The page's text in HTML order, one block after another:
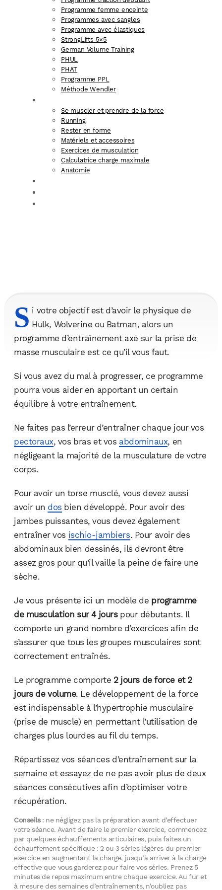
Programme femme enceinte
Programmes avec sangles
Programme avec élastiques
StrongLifts 5×5
German Volume Training
PHUL
PHAT
Programme PPL
Méthode Wendler
Se muscler et prendre de la force
Running
Rester en forme
Matériels et accessoires
Exercices de musculation
Calculatrice charge maximale
Anatomie
S i votre objectif est d’avoir le physique de
Hulk, Wolverine ou Batman, alors un
programme d’entraînement axé sur la prise de
masse musculaire est ce qu’il vous faut.
Si vous avez du mal à progresser, ce programme
pourra vous aider en apportant un certain
équilibre à votre entraînement.
Ne faites pas l’erreur d’entraîner chaque jour vos
pectoraux, vos bras et vos abdominaux, en
négligeant la majorité de la musculature de votre
corps.
Pour avoir un torse musclé, vous devez aussi
avoir un dos bien développé. Pour avoir des
jambes puissantes, vous devez également
entraîner vos ischio-jambiers. Pour avoir des
abdominaux bien dessinés, ils devront être
assez gros pour qu’il vaille la peine de faire une
sèche.
Je vous présente ici un modèle de programme
de musculation sur 4 jourspour débutants. Il
comporte un grand nombre d’exercices afin de
s’assurer que tous les groupes musculaires sont
correctement entraînés.
Le programme comporte 2 jours de force et 2
jours de volume. Le développement de la force
est indispensable à l’hypertrophie musculaire
(prise de muscle) en permettant l’utilisation de
charges plus lourdes au fil du temps.
Répartissez vos séances d’entraînement sur la
semaine et essayez de ne pas avoir plus de deux
séances consécutives afin d’optimiser votre
récupération.
Conseils: ne négligez pas la préparation avant d’effectuer
votre séance. Avant de faire le premier exercice, commencez
par quelques échauffements articulaires, puis faites un
échauffement spécifique : 2 ou 3 séries légères du premier
exercice en augmentant la charge, jusqu’à arriver à la charge
effective que vous garderez pour faire vos séries. Prenez 5
minutes de repos maximum entre chaque exercice. Au fur et
à mesure des semaines d’entraînements, n’oubliez pas